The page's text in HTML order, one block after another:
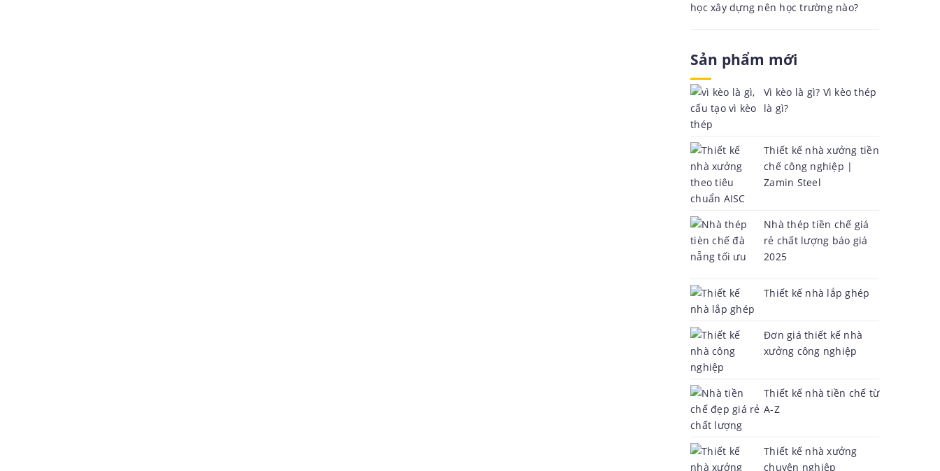
học xây dựng nên học trường nào?
Sản phẩm mới
Vì kèo là gì? Vì kèo thép
là gì?
Thiết kế nhà xưởng tiền
chế công nghiệp |
Zamin Steel
Nhà thép tiền chế giá
rẻ chất lượng báo giá
2025
Thiết kế nhà lắp ghép
Đơn giá thiết kế nhà
xưởng công nghiệp
Thiết kế nhà tiền chế từ
A-Z
Thiết kế nhà xưởng
chuyên nghiệp